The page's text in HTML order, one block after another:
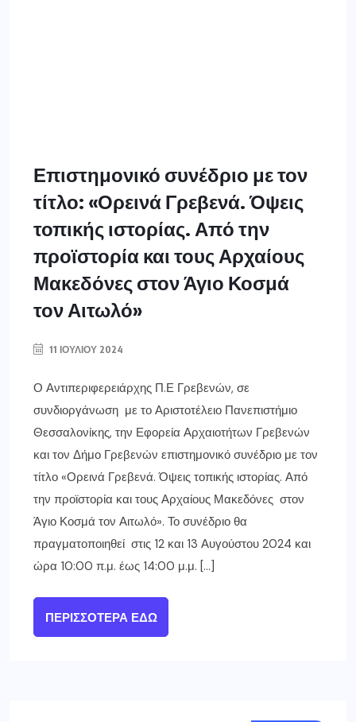
Επιστημονικό συνέδριο με τον
τίτλο: «Ορεινά Γρεβενά. Όψεις
τοπικής ιστορίας. Από την
προϊστορία και τους Αρχαίους
Μακεδόνες στον Άγιο Κοσμά
τον Αιτωλό»
11 ΙΟΥΛΊΟΥ 2024
Ο Αντιπεριφερειάρχης Π.Ε Γρεβενών, σε
συνδιοργάνωση με το Αριστοτέλειο Πανεπιστήμιο
Θεσσαλονίκης, την Εφορεία Αρχαιοτήτων Γρεβενών
και τον Δήμο Γρεβενών επιστημονικό συνέδριο με τον
τίτλο «Ορεινά Γρεβενά. Όψεις τοπικής ιστορίας. Από
την προϊστορία και τους Αρχαίους Μακεδόνες στον
Άγιο Κοσμά τον Αιτωλό». Το συνέδριο θα
πραγματοποιηθεί στις 12 και 13 Αυγούστου 2024 και
ώρα 10:00 π.μ. έως 14:00 μ.μ. […]
ΠΕΡΙΣΣΌΤΕΡΑ ΕΔΏ